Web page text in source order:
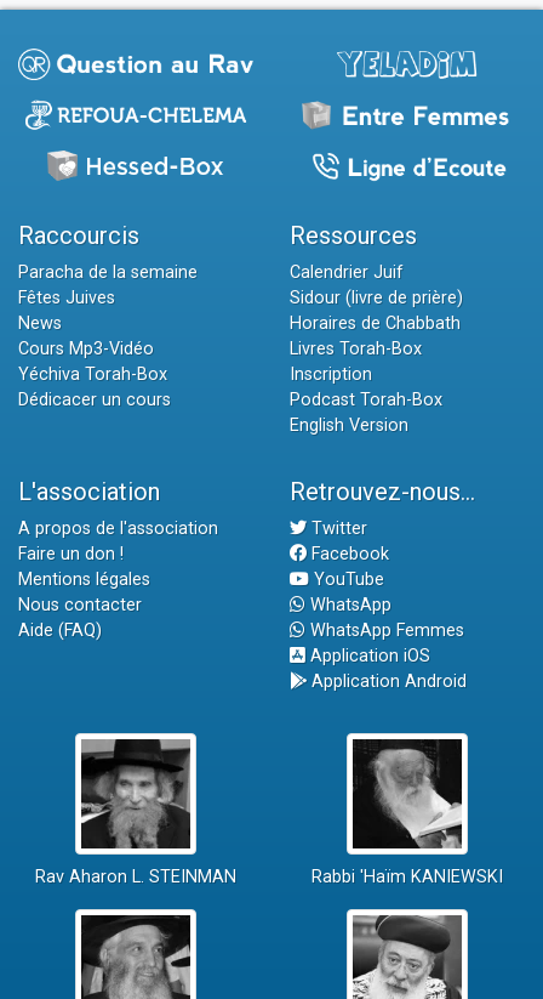
Raccourcis
Paracha de la semaine
Fêtes Juives
News
Cours Mp3-Vidéo
Yéchiva Torah-Box
Dédicacer un cours
Ressources
Calendrier Juif
Sidour (livre de prière)
Horaires de Chabbath
Livres Torah-Box
Inscription
Podcast Torah-Box
English Version
L'association
A propos de l'association
Faire un don !
Mentions légales
Nous contacter
Aide (FAQ)
Retrouvez-nous...
Twitter
Facebook
YouTube
WhatsApp
WhatsApp Femmes
Application iOS
Application Android
Rav Aharon L. STEINMAN Rabbi 'Haïm KANIEWSKI